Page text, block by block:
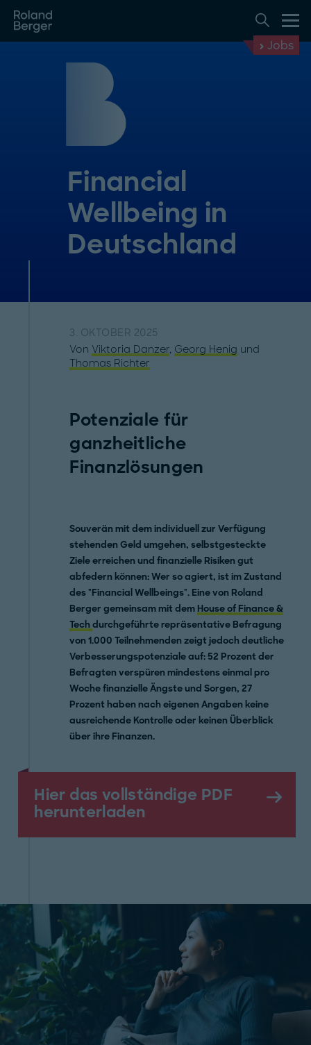
Jobs
Financial
Wellbeing in
Deutschland
3. OKTOBER 2025
Von Viktoria Danzer, Georg Henig und
Thomas Richter
Potenziale für
ganzheitliche
Finanzlösungen
Souverän mit dem individuell zur Verfügung
stehenden Geld umgehen, selbstgesteckte
Ziele erreichen und finanzielle Risiken gut
abfedern können: Wer so agiert, ist im Zustand
des "Financial Wellbeings". Eine von Roland
Berger gemeinsam mit dem House of Finance &
Techdurchgeführte repräsentative Befragung
von 1.000 Teilnehmenden zeigt jedoch deutliche
Verbesserungspotenziale auf: 52 Prozent der
Befragten verspüren mindestens einmal pro
Woche finanzielle Ängste und Sorgen, 27
Prozent haben nach eigenen Angaben keine
ausreichende Kontrolle oder keinen Überblick
über ihre Finanzen.
Hier das vollständige PDF
herunterladen